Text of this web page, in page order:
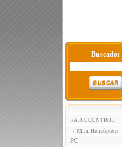
Buscador
RADIOCONTROL
- Mini Helicóptero
PC